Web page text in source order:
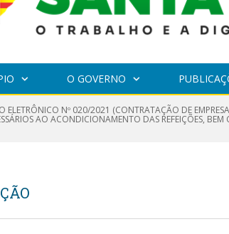
O GOVERNO
ELETRÔNICO Nº 020/2021 (CONTRATAÇÃO DE
AO ACONDICIONAMENTO DAS REFEIÇÕES,